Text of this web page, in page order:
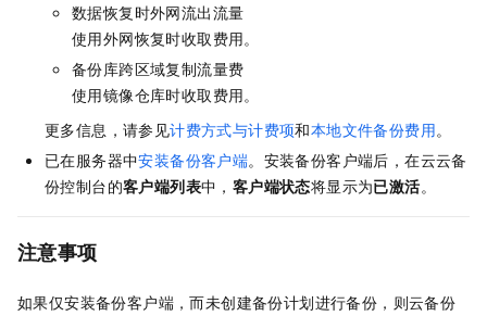
数据恢复时外网流出流量
使用外网恢复时收取费用。
备份库跨区域复制流量费
使用镜像仓库时收取费用。
更多信息，请参见计费方式与计费项和本地文件备份费用。
已在服务器中安装备份客户端。安装备份客户端后，在云云备
份控制台的客户端列表中， 客户端状态将显示为已激活。
注意事项
如果仅安装备份客户端，而未创建备份计划进行备份，则云备份